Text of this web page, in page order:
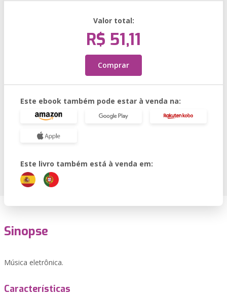
Valor total:
R$ 51,11
Comprar
Este ebook também pode estar à venda na:
Este livro também está à venda em:
Sinopse
Música eletrônica.
Características